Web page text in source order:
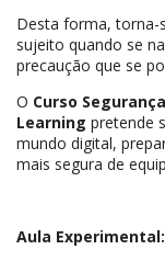
Desta forma, torna-
sujeito quando se
precaução que se
O Curso
Learning pretende
mundo digital,
mais segura de
Aula Experimental: